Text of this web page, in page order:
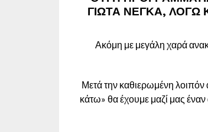
ΓΙΏΤΑ ΝΈΓΚΑ, ΛΌΓΩ
Ακόμη με μεγάλη χαρά
Μετά την καθιερωμένη
κάτω» θα έχουμε μαζί μας